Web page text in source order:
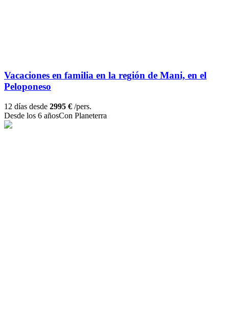
Vacaciones en familia en la región de Mani, en el
Peloponeso
12 días desde 2995 € /pers.
Desde los 6 añosCon Planeterra